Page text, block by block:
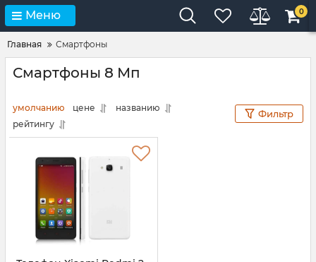
Меню 0
Главная Смартфоны
Смартфоны 8 Мп
умолчанию цене
названию
рейтингу
Фильтр